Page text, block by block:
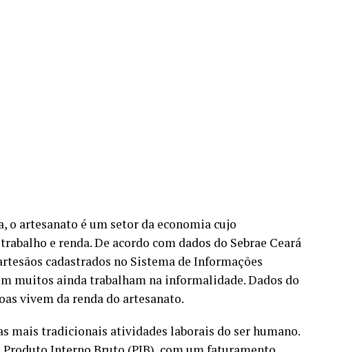
artesanato é um setor da economia cujo
e renda. De acordo com dados do Sebrae Ceará
cadastrados no Sistema de Informações
muitos ainda trabalham na informalidade. Dados do
vivem da renda do artesanato.
mais tradicionais atividades laborais do ser humano.